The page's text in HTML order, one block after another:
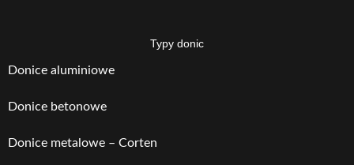
Typy donic
Donice aluminiowe
Donice betonowe
Donice metalowe – Corten